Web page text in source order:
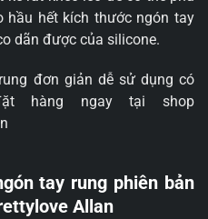
hầu hết kích thước ngón tay
dãn được của silicone.
đơn giản dễ sử dụng có
hàng ngay tại shop
tay rung phiên bản
Allan